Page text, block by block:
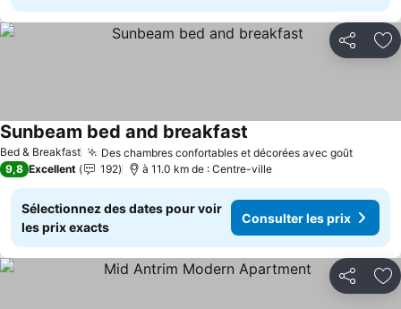
Partager
Bed & Breakfast Des chambres confortables et décorées avec goût
Sunbeam bed and breakfast
9,8 Excellent 192 à 11.0 km de : Centre-ville
Sélectionnez des dates pour voir
les prix exacts
Consulter les prix
Partager